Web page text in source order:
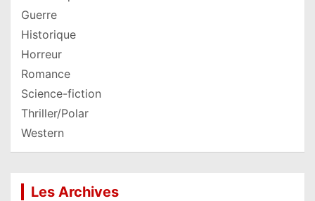
Guerre
Historique
Horreur
Romance
Science-fiction
Thriller/Polar
Western
Les Archives